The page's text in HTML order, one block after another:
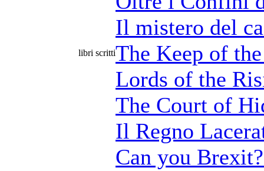
libri scritti
Il mistero del
The Keep of
Lords of the
The Court of
Il Regno
Can you